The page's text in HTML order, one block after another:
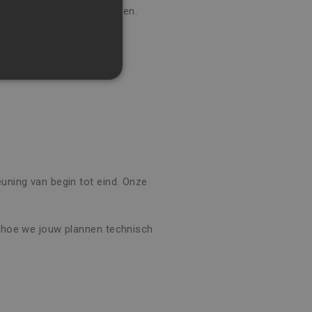
te presenteren.
van begin tot eind. Onze
we jouw plannen technisch
accountbeheer. De